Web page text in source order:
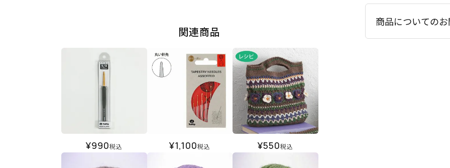
関連商品
¥990税込 ¥1,100税込 ¥550税込
商品についての